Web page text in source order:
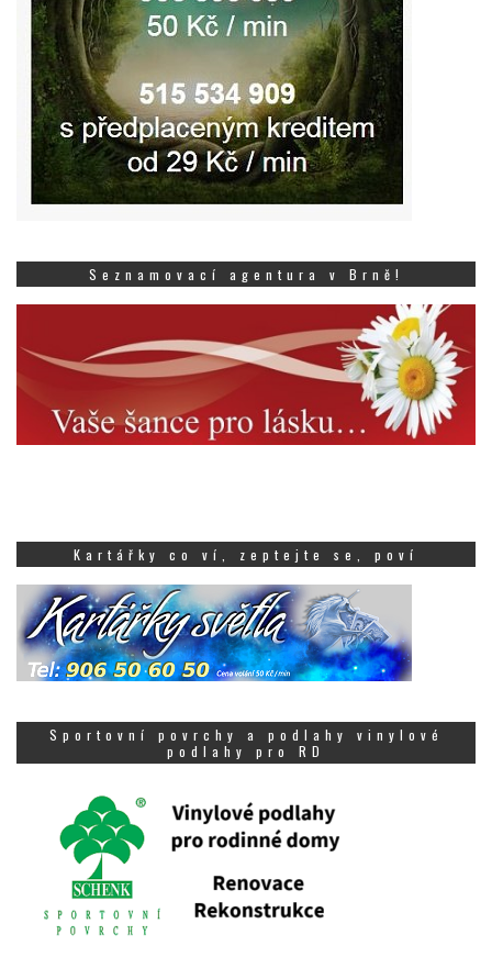
Seznamovací agentura v Brně!
Kartářky co ví, zeptejte se, poví
Sportovní povrchy a podlahy vinylové
podlahy pro RD